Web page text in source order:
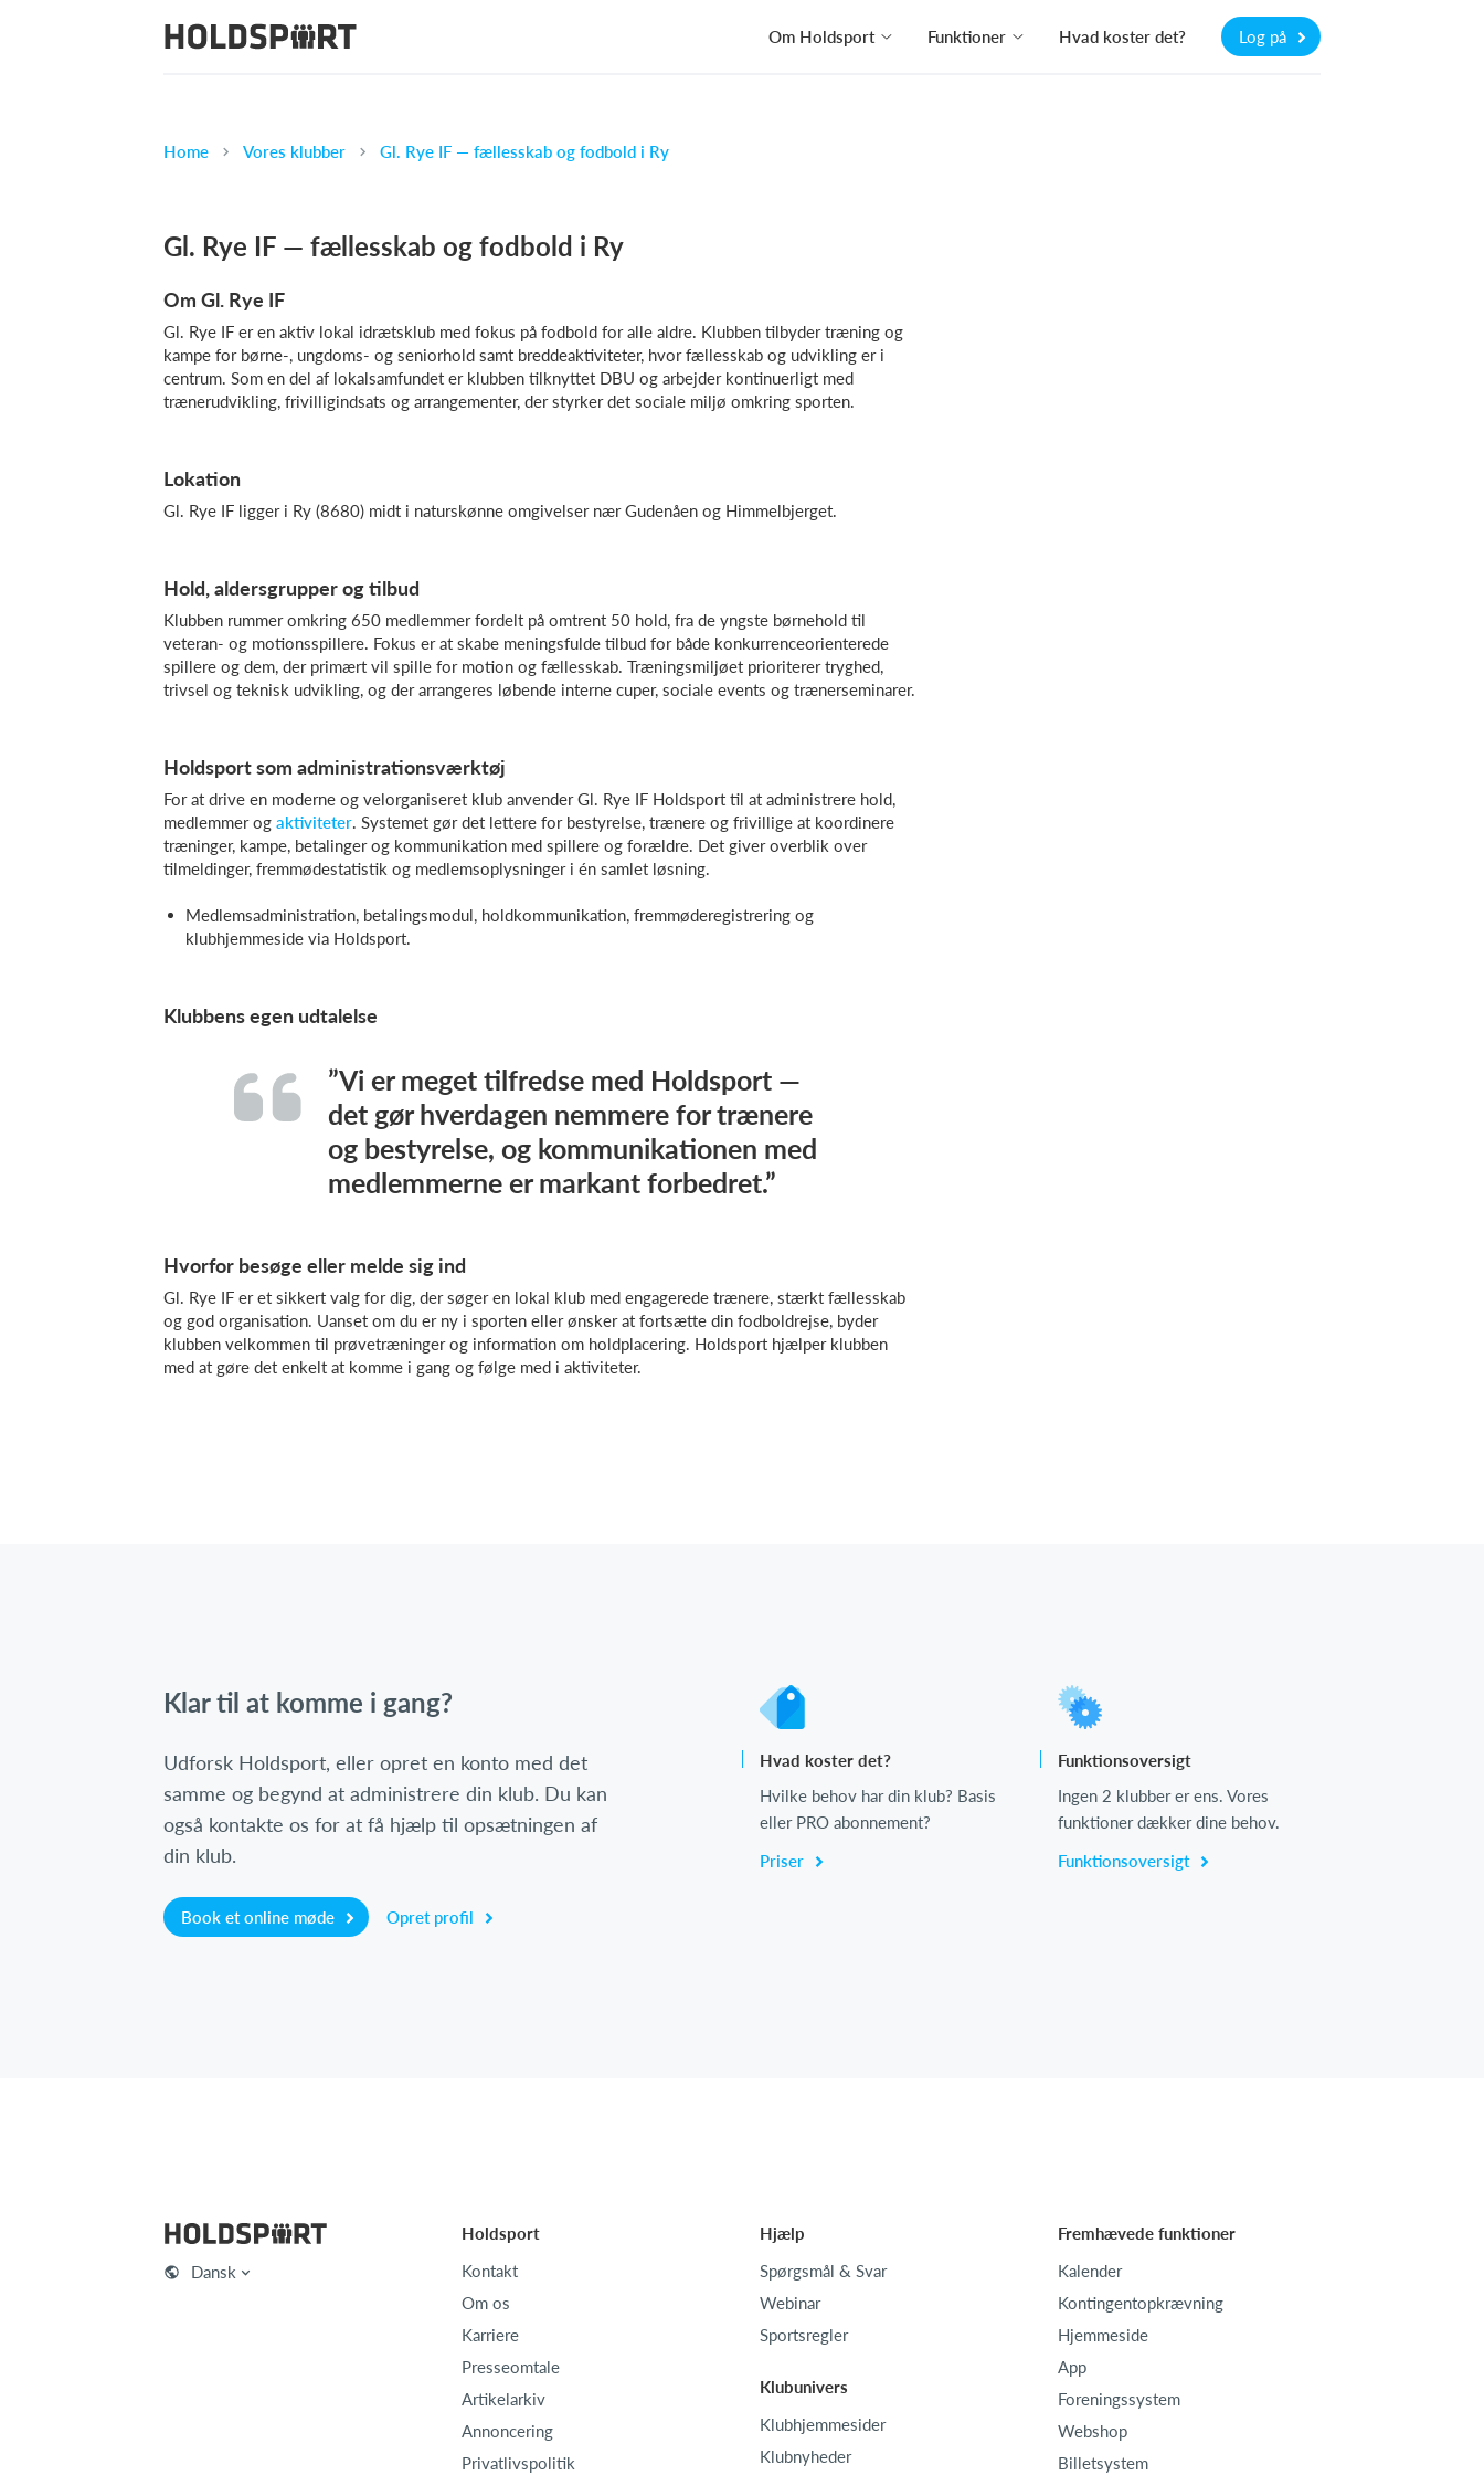
Om Holdsport Funktioner Hvad koster det? Log på
Home Vores klubber Gl. Rye IF — fællesskab og fodbold i Ry
Gl. Rye IF — fællesskab og fodbold i Ry
Om Gl. Rye IF
Gl. Rye IF er en aktiv lokal idrætsklub med fokus på fodbold for alle aldre. Klubben tilbyder træning og
kampe for børne-, ungdoms- og seniorhold samt breddeaktiviteter, hvor fællesskab og udvikling er i
centrum. Som en del af lokalsamfundet er klubben tilknyttet DBU og arbejder kontinuerligt med
trænerudvikling, frivilligindsats og arrangementer, der styrker det sociale miljø omkring sporten.
Lokation
Gl. Rye IF ligger i Ry (8680) midt i naturskønne omgivelser nær Gudenåen og Himmelbjerget.
Hold, aldersgrupper og tilbud
Klubben rummer omkring 650 medlemmer fordelt på omtrent 50 hold, fra de yngste børnehold til
veteran- og motionsspillere. Fokus er at skabe meningsfulde tilbud for både konkurrenceorienterede
spillere og dem, der primært vil spille for motion og fællesskab. Træningsmiljøet prioriterer tryghed,
trivsel og teknisk udvikling, og der arrangeres løbende interne cuper, sociale events og trænerseminarer.
Holdsport som administrationsværktøj
For at drive en moderne og velorganiseret klub anvender Gl. Rye IF Holdsport til at administrere hold,
medlemmer og aktiviteter. Systemet gør det lettere for bestyrelse, trænere og frivillige at koordinere
træninger, kampe, betalinger og kommunikation med spillere og forældre. Det giver overblik over
tilmeldinger, fremmødestatistik og medlemsoplysninger i én samlet løsning.
Medlemsadministration, betalingsmodul, holdkommunikation, fremmøderegistrering og
klubhjemmeside via Holdsport.
Klubbens egen udtalelse
”Vi er meget tilfredse med Holdsport —
det gør hverdagen nemmere for trænere
og bestyrelse, og kommunikationen med
medlemmerne er markant forbedret.”
Hvorfor besøge eller melde sig ind
Gl. Rye IF er et sikkert valg for dig, der søger en lokal klub med engagerede trænere, stærkt fællesskab
og god organisation. Uanset om du er ny i sporten eller ønsker at fortsætte din fodboldrejse, byder
klubben velkommen til prøvetræninger og information om holdplacering. Holdsport hjælper klubben
med at gøre det enkelt at komme i gang og følge med i aktiviteter.
Klar til at komme i gang?
Udforsk Holdsport, eller opret en konto med det
samme og begynd at administrere din klub. Du kan
også kontakte os for at få hjælp til opsætningen af
din klub.
Book et online møde Opret profil
Hvad koster det?
Hvilke behov har din klub? Basis
eller PRO abonnement?
Priser
Funktionsoversigt
Ingen 2 klubber er ens. Vores
funktioner dækker dine behov.
Funktionsoversigt
Dansk
Holdsport
Kontakt
Om os
Karriere
Presseomtale
Artikelarkiv
Annoncering
Privatlivspolitik
Hjælp
Spørgsmål & Svar
Webinar
Sportsregler
Klubunivers
Klubhjemmesider
Klubnyheder
Fremhævede funktioner
Kalender
Kontingentopkrævning
Hjemmeside
App
Foreningssystem
Webshop
Billetsystem